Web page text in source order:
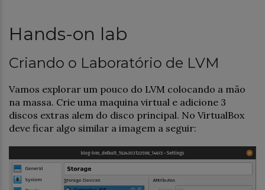
Hands-on lab
Criando o Laboratório de LVM
Vamos explorar um pouco do LVM colocando a mão
na massa. Crie uma maquina virtual e adicione 3
discos extras alem do disco principal. No VirtualBox
deve ficar algo similar a imagem a seguir: